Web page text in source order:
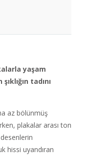
yaşam
tadını
az bölünmüş
plakalar arası ton
hissi uyandıran